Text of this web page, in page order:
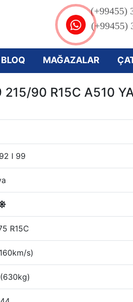
(+99455)
(+99455)
BLOQ MAĞAZALAR
215/90 R15C A510
I 99
R15C
s)